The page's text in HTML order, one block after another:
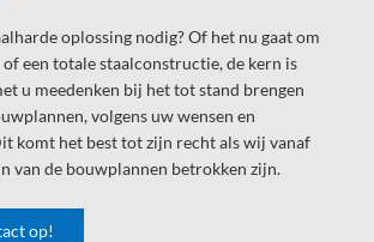
oplossing nodig? Of het nu gaat om
of een totale staalconstructie, de kern is
u meedenken bij het tot stand brengen
volgens uw wensen en
komt het best tot zijn recht als wij vanaf
van de bouwplannen betrokken zijn.
op!